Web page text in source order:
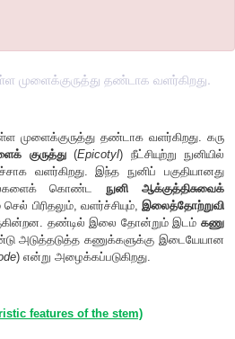
முளைக்குருத்து தண்டாக வளர்கிறது.